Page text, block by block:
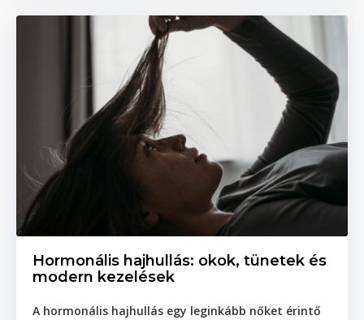
Hormonális hajhullás: okok, tünetek és
modern kezelések
A hormonális hajhullás egy leginkább nőket érintő